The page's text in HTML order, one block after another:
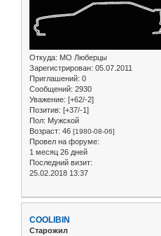
Откуда: МО Люберцы
Зарегистрирован: 05.07.2011
Приглашений: 0
Сообщений: 2930
Уважение: [+62/-2]
Позитив: [+37/-1]
Пол: Мужской
Возраст: 46 [1980-08-06]
Провел на форуме:
1 месяц 26 дней
Последний визит:
25.02.2018 13:37
COOLIBIN
Старожил